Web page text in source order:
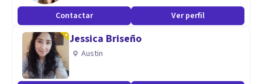
Contactar Ver perfil
Jessica Briseño
Austin